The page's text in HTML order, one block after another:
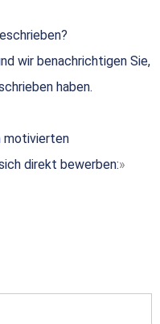
wir benachrichtigen Sie,
haben.
motivierten
direkt bewerben: